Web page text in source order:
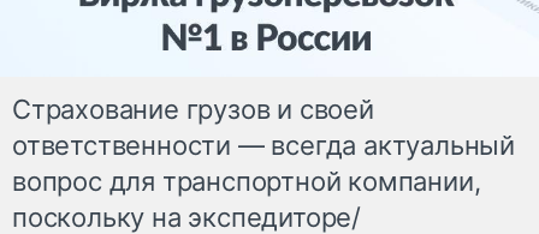
Страхование грузов и своей
ответственности — всегда актуальный
вопрос для транспортной компании,
поскольку на экспедиторе/